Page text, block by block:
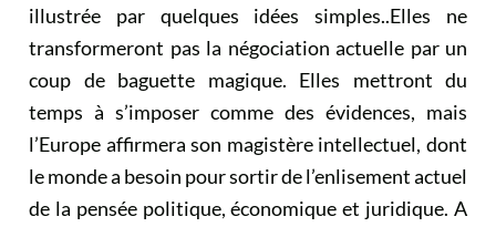
illustrée par quelques idées simples..Elles ne
transformeront pas la négociation actuelle par un
coup de baguette magique. Elles mettront du
temps à s’imposer comme des évidences, mais
l’Europe affirmera son magistère intellectuel, dont
le monde a besoin pour sortir de l’enlisement actuel
de la pensée politique, économique et juridique. A